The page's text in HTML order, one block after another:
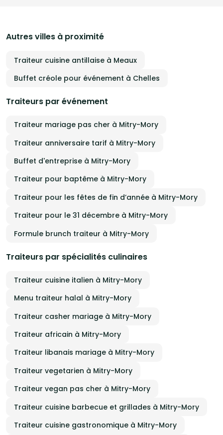
Autres villes à proximité
Traiteur cuisine antillaise à Meaux
Buffet créole pour événement à Chelles
Traiteurs par événement
Traiteur mariage pas cher à Mitry-Mory
Traiteur anniversaire tarif à Mitry-Mory
Buffet d'entreprise à Mitry-Mory
Traiteur pour baptême à Mitry-Mory
Traiteur pour les fêtes de fin d’année à Mitry-Mory
Traiteur pour le 31 décembre à Mitry-Mory
Formule brunch traiteur à Mitry-Mory
Traiteurs par spécialités culinaires
Traiteur cuisine italien à Mitry-Mory
Menu traiteur halal à Mitry-Mory
Traiteur casher mariage à Mitry-Mory
Traiteur africain à Mitry-Mory
Traiteur libanais mariage à Mitry-Mory
Traiteur vegetarien à Mitry-Mory
Traiteur vegan pas cher à Mitry-Mory
Traiteur cuisine barbecue et grillades à Mitry-Mory
Traiteur cuisine gastronomique à Mitry-Mory